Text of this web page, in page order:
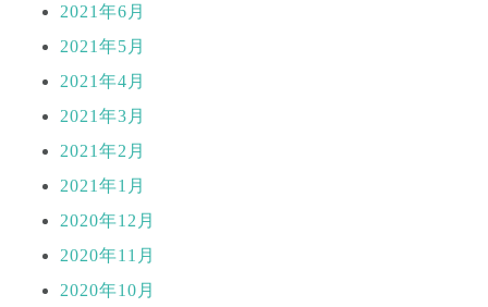
2021年6月
2021年5月
2021年4月
2021年3月
2021年2月
2021年1月
2020年12月
2020年11月
2020年10月